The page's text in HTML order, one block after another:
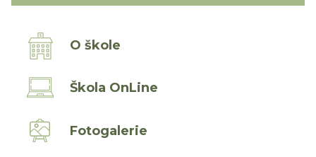
O škole
Škola OnLine
Fotogalerie